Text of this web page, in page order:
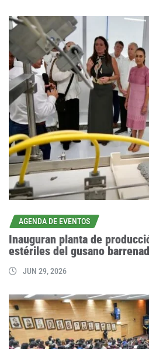
AGENDA DE EVENTOS
Inauguran planta de
estériles del gusano
JUN 29, 2026